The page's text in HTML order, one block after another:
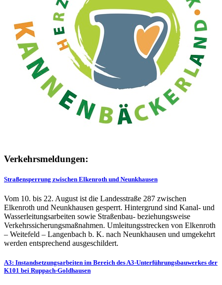
Verkehrsmeldungen:
Straßensperrung zwischen Elkenroth und Neunkhausen
Vom 10. bis 22. August ist die Landesstraße 287 zwischen
Elkenroth und Neunkhausen gesperrt. Hintergrund sind Kanal- und
Wasserleitungsarbeiten sowie Straßenbau- beziehungsweise
Verkehrssicherungsmaßnahmen. Umleitungsstrecken von Elkenroth
– Weitefeld – Langenbach b. K. nach Neunkhausen und umgekehrt
werden entsprechend ausgeschildert.
A3: Instandsetzungsarbeiten im Bereich des A3-Unterführungsbauwerkes der
K101 bei Ruppach-Goldhausen